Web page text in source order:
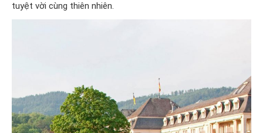
tuyệt vời cùng thiên nhiên.